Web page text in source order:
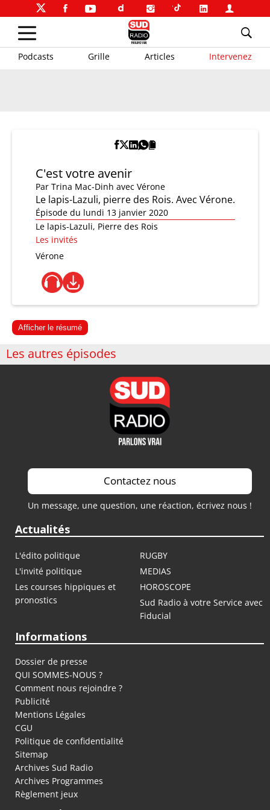
Podcasts Grille Articles Intervenez
C'est votre avenir
Par Trina Mac-Dinh avec Vérone
Le lapis-Lazuli, pierre des Rois. Avec Vérone.
Épisode du lundi 13 janvier 2020
Le lapis-Lazuli, Pierre des Rois
Les invités
Vérone
Afficher le résumé
Les autres épisodes
Contactez nous
Un message, une question, une réaction, écrivez nous !
Actualités
L'édito politique
RUGBY
L'invité politique
MEDIAS
Les courses hippiques et
pronostics
HOROSCOPE
Sud Radio à votre Service avec
Fiducial
Informations
Dossier de presse
QUI SOMMES-NOUS ?
Comment nous rejoindre ?
Publicité
Mentions Légales
CGU
Politique de confidentialité
Sitemap
Archives Sud Radio
Archives Programmes
Règlement jeux